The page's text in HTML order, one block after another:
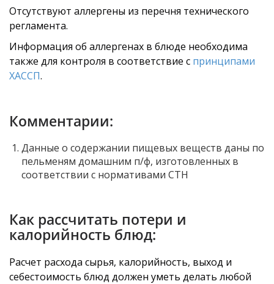
Отсутствуют аллергены из перечня технического
регламента.
Информация об аллергенах в блюде необходима
также для контроля в соответствие с принципами
ХАССП.
Комментарии:
Данные о содержании пищевых веществ даны по
пельменям домашним п/ф, изготовленных в
соответствии с нормативами СТН
Как рассчитать потери и
калорийность блюд:
Расчет расхода сырья, калорийность, выход и
себестоимость блюд должен уметь делать любой